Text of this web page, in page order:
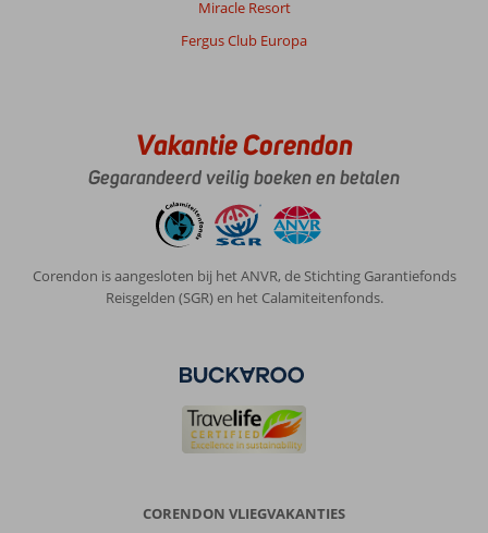
Miracle Resort
Fergus Club Europa
Vakantie Corendon
Gegarandeerd veilig boeken en betalen
Corendon is aangesloten bij het ANVR, de Stichting Garantiefonds
Reisgelden (SGR) en het Calamiteitenfonds.
CORENDON VLIEGVAKANTIES